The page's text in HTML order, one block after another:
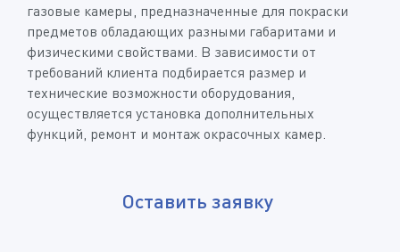
газовые камеры, предназначенные для покраски
предметов обладающих разными габаритами и
физическими свойствами. В зависимости от
требований клиента подбирается размер и
технические возможности оборудования,
осуществляется установка дополнительных
функций, ремонт и монтаж окрасочных камер.
Оставить заявку